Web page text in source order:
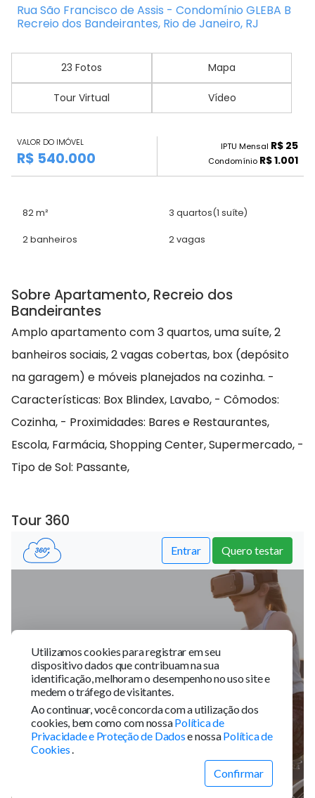
Rua São Francisco de Assis - Condomínio GLEBA B
Recreio dos Bandeirantes, Rio de Janeiro, RJ
23 Fotos Mapa
Tour Virtual Vídeo
VALOR DO IMÓVEL
R$ 540.000
IPTU Mensal R$ 25
Condomínio R$ 1.001
82 m² 3 quartos(1 suíte)
2 banheiros 2 vagas
Sobre Apartamento, Recreio dos
Bandeirantes
Amplo apartamento com 3 quartos, uma suíte, 2
banheiros sociais, 2 vagas cobertas, box (depósito
na garagem) e móveis planejados na cozinha. -
Características: Box Blindex, Lavabo, - Cômodos:
Cozinha, - Proximidades: Bares e Restaurantes,
Escola, Farmácia, Shopping Center, Supermercado, -
Tipo de Sol: Passante,
Tour 360